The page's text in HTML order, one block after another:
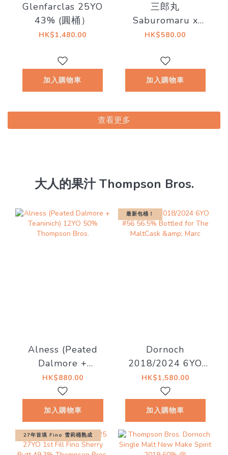
Glenfarclas 25YO
43% (圓桶）
HK$1,480.00
加入購物車
三郎丸
Saburomaru x
GUILTY GEAR
Blended Whiskey
25th Anniversary
Bottle 46％
HK$580.00
加入購物車
查看更多
大人的果汁 Thompson Bros.
Alness (Peated
Dalmore +
Teaninich) 12YO
50% Thompson
Bros.
HK$880.00
加入購物車
最新包桶！
Dornoch
2018/2024 6YO
#56 56.5%
Bottled for The
MaltCask & Marc
HK$1,580.00
加入購物車
27年首填 Fino 雪莉桶熟成